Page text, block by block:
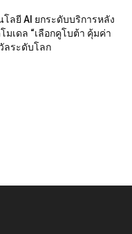
ลยี AI ยกระดับบริการหลัง
มเดล “เลือกคูโบต้า คุ้มค่า
ลระดับโลก